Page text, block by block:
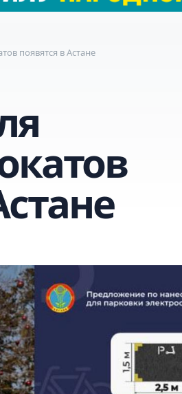
появятся в Астане